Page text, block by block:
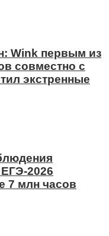
Wink первым из
совместно с
экстренные
2026
7 млн часов